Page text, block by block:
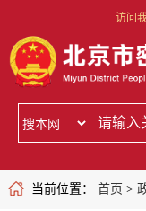
访问
当前位置： 首页 >